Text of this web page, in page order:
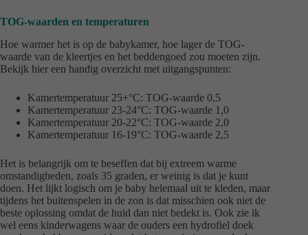
TOG-waarden en temperaturen
Hoe warmer het is op de babykamer, hoe lager de TOG-
waarde van de kleertjes en het beddengoed zou moeten zijn.
Bekijk hier een handig overzicht met uitgangspunten:
Kamertemperatuur 25+°C: TOG-waarde 0,5
Kamertemperatuur 23-24°C: TOG-waarde 1,0
Kamertemperatuur 20-22°C: TOG-waarde 2,0
Kamertemperatuur 16-19°C: TOG-waarde 2,5
Het is belangrijk om te beseffen dat bij extreem warme
omstandigheden, zoals 35 graden, er weinig is dat je kunt
doen. Het lijkt logisch om je baby helemaal uit te kleden, maar
tijdens het buitenspelen in de zon is dat misschien ook niet de
beste oplossing omdat de huid dan niet bedekt is. Ook zie ik
wel eens kinderwagens waar de ouders een hydrofiel doek